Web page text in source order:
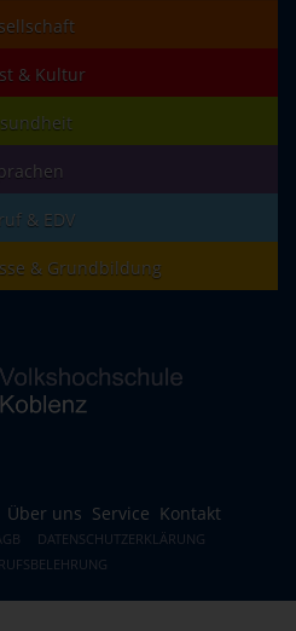
& Kultur
& EDV
& Grundbildung
Über uns Service Kontakt
DATENSCHUTZERKLÄRUNG